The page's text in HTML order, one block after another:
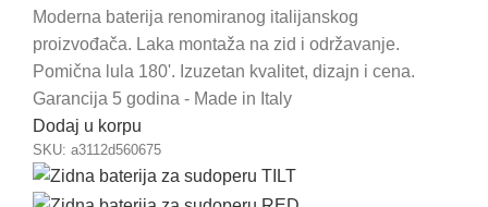
Moderna baterija renomiranog italijanskog
proizvođača. Laka montaža na zid i održavanje.
Pomična lula 180'. Izuzetan kvalitet, dizajn i cena.
Garancija 5 godina - Made in Italy
Dodaj u korpu
SKU: a3112d560675